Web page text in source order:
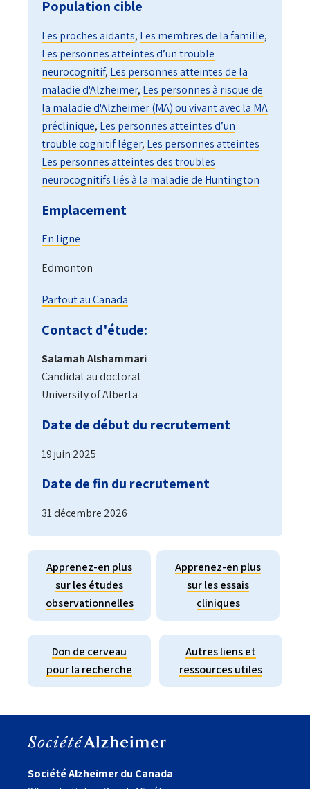
Population cible
Les proches aidants, Les membres de la famille,
Les personnes atteintes d’un trouble
neurocognitif, Les personnes atteintes de la
maladie d'Alzheimer, Les personnes à risque de
la maladie d'Alzheimer (MA) ou vivant avec la MA
préclinique, Les personnes atteintes d’un
trouble cognitif léger, Les personnes atteintes
Les personnes atteintes des troubles
neurocognitifs liés à la maladie de Huntington
Emplacement
En ligne
Edmonton
Partout au Canada
Contact d'étude:
Salamah Alshammari
Candidat au doctorat
University of Alberta
Date de début du recrutement
19 juin 2025
Date de fin du recrutement
31 décembre 2026
Apprenez-en plus
sur les études
observationnelles
Apprenez-en plus
sur les essais
cliniques
Don de cerveau
pour la recherche
Autres liens et
ressources utiles
Société Alzheimer du Canada